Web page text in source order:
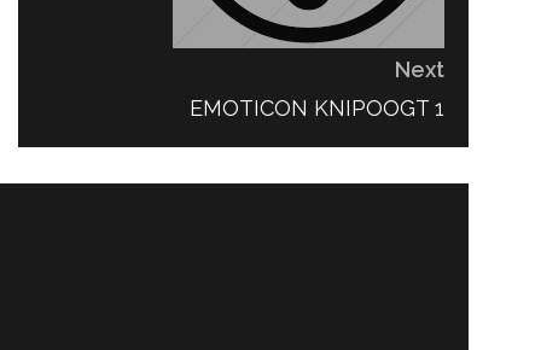
Next
NEXT
EMOTICON KNIPOOGT 1